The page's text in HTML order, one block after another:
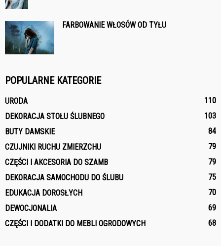
FARBOWANIE WŁOSÓW OD TYŁU
POPULARNE KATEGORIE
URODA
110
DEKORACJA STOŁU ŚLUBNEGO
103
BUTY DAMSKIE
84
CZUJNIKI RUCHU ZMIERZCHU
79
CZĘŚCI I AKCESORIA DO SZAMB
79
DEKORACJA SAMOCHODU DO ŚLUBU
75
EDUKACJA DOROSŁYCH
70
DEWOCJONALIA
69
CZĘŚCI I DODATKI DO MEBLI OGRODOWYCH
68